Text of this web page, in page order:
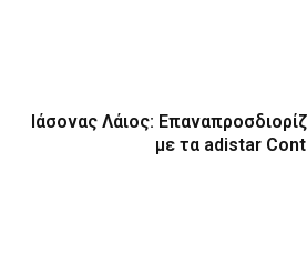
Ιάσονας Λάιος:
με τα adistar